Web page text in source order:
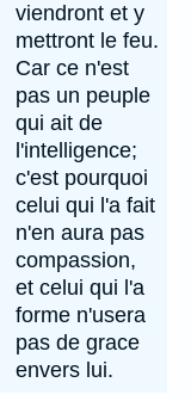
viendront et y
mettront le feu.
Car ce n'est
pas un peuple
qui ait de
l'intelligence;
c'est pourquoi
celui qui l'a fait
n'en aura pas
compassion,
et celui qui l'a
forme n'usera
pas de grace
envers lui.